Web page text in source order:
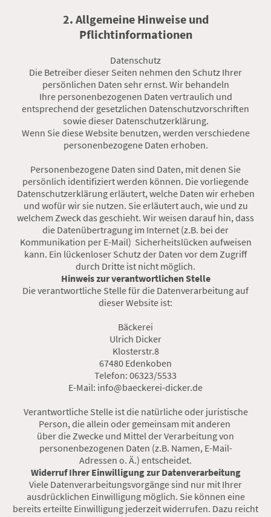
2. Allgemeine Hinweise und
Pflichtinformationen
Datenschutz
Die Betreiber dieser Seiten nehmen den Schutz Ihrer
persönlichen Daten sehr ernst. Wir behandeln
Ihre personenbezogenen Daten vertraulich und
entsprechend der gesetzlichen Datenschutzvorschriften
sowie dieser Datenschutzerklärung.
Wenn Sie diese Website benutzen, werden verschiedene
personenbezogene Daten erhoben.
Personenbezogene Daten sind Daten, mit denen Sie
persönlich identifiziert werden können. Die vorliegende
Datenschutzerklärung erläutert, welche Daten wir erheben
und wofür wir sie nutzen. Sie erläutert auch, wie und zu
welchem Zweck das geschieht. Wir weisen darauf hin, dass
die Datenübertragung im Internet (z.B. bei der
Kommunikation per E-Mail) Sicherheitslücken aufweisen
kann. Ein lückenloser Schutz der Daten vor dem Zugriff
durch Dritte ist nicht möglich.
Hinweis zur verantwortlichen Stelle
Die verantwortliche Stelle für die Datenverarbeitung auf
dieser Website ist:
Bäckerei
Ulrich Dicker
Klosterstr.8
67480 Edenkoben
Telefon: 06323/5533
E-Mail: info@baeckerei-dicker.de
Verantwortliche Stelle ist die natürliche oder juristische
Person, die allein oder gemeinsam mit anderen
über die Zwecke und Mittel der Verarbeitung von
personenbezogenen Daten (z.B. Namen, E-Mail-
Adressen o. Ä.) entscheidet.
Widerruf Ihrer Einwilligung zur Datenverarbeitung
Viele Datenverarbeitungsvorgänge sind nur mit Ihrer
ausdrücklichen Einwilligung möglich. Sie können eine
bereits erteilte Einwilligung jederzeit widerrufen. Dazu reicht